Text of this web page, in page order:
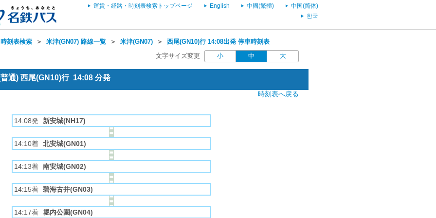
運賃・経路・時刻表検索トップページ English 中國(繁體)
中国(简体)
한국
刻表検索 ＞ 米津(GN07) 路線一覧 ＞ 米津(GN07) ＞ 西尾(GN10)行 14:08出発 停車時刻表
文字サイズ変更 小 中 大
通) 西尾(GN10)行 14:08 分発
時刻表へ戻る
14:08発 新安城(NH17)
14:10着 北安城(GN01)
14:13着 南安城(GN02)
14:15着 碧海古井(GN03)
14:17着 堀内公園(GN04)